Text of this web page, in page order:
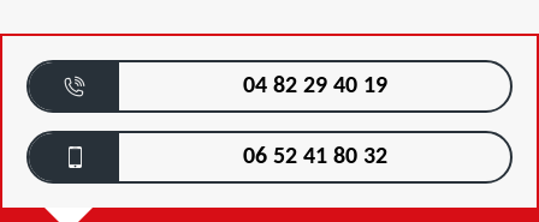
04 82 29 40 19
06 52 41 80 32